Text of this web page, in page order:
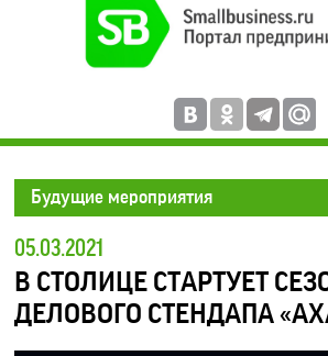
Будущие мероприятия
05.03.2021
В СТОЛИЦЕ СТАРТУЕТ
ДЕЛОВОГО СТЕНДАПА